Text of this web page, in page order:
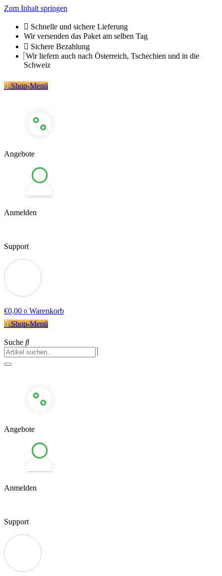
Zum Inhalt springen
Schnelle und sichere Lieferung
Wir versenden das Paket am selben Tag
Sichere Bezahlung
Wir liefern auch nach Österreich, Tschechien und in die
Schweiz
Shop-Menü
Angebote
Anmelden
Support
€0,00 0 Warenkorb
Shop-Menü
Suche
Angebote
Anmelden
Support